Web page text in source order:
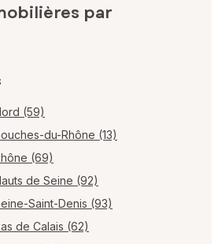
par
(59)
du-Rhône (13)
(69)
de Seine (92)
Saint-Denis (93)
de Calais (62)